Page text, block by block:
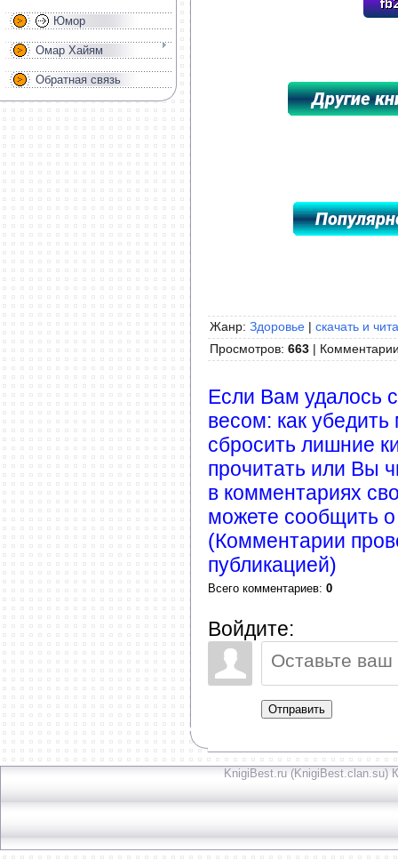
Юмор
Омар Хайям
Обратная связь
Жанр: Здоровье | скачать и
Просмотров: 663 |
Если Вам удалось
весом: как убедить
сбросить лишние
прочитать или Вы
в комментариях
можете сообщить
(Комментарии
публикацией)
Всего комментариев: 0
Войдите:
Отправить
KnigiBest.ru (KnigiBest.clan.su)